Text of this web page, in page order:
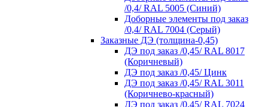
/0,4/ RAL 5005 (Синий)
Доборные элементы под заказ
/0,4/ RAL 7004 (Серый)
Заказные ДЭ (толщина-0,45)
ДЭ под заказ /0,45/ RAL 8017
(Коричневый)
ДЭ под заказ /0,45/ Цинк
ДЭ под заказ /0,45/ RAL 3011
(Коричнево-красный)
ДЭ под заказ /0,45/ RAL 7024